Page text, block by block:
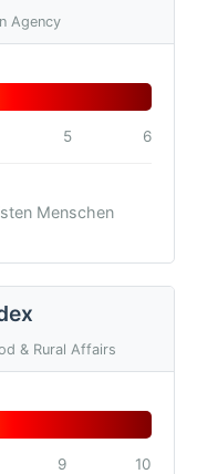
Agency
5 6
Menschen
& Rural Affairs
9 10